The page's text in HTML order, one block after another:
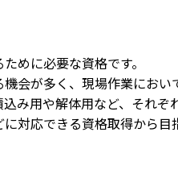
めに必要な資格です。
会が多く、現場作業におい
み用や解体用など、それ
対応できる資格取得から目